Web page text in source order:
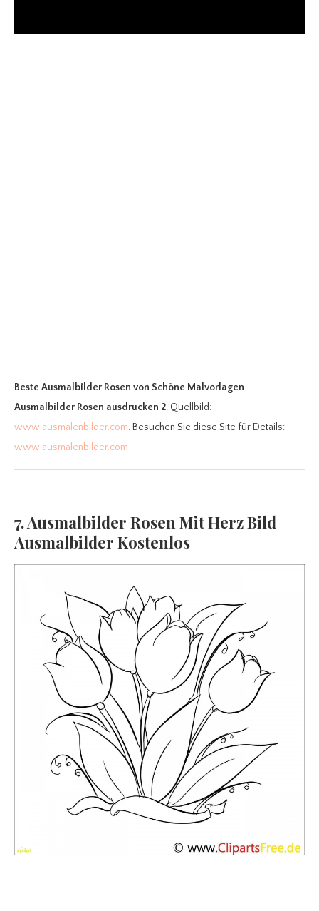
Beste Ausmalbilder Rosen von Schöne Malvorlagen
Ausmalbilder Rosen ausdrucken 2. Quellbild:
www.ausmalenbilder.com. Besuchen Sie diese Site für Details:
www.ausmalenbilder.com
7. Ausmalbilder Rosen Mit Herz Bild
Ausmalbilder Kostenlos